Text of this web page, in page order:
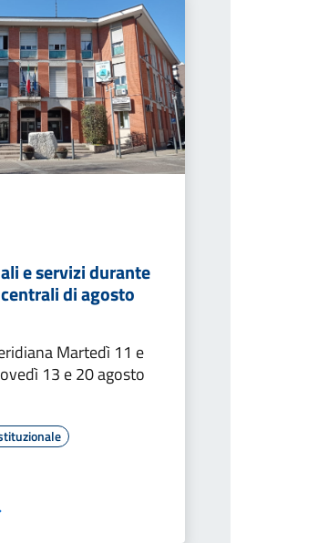
e servizi durante
di agosto
Martedì 11 e
13 e 20 agosto